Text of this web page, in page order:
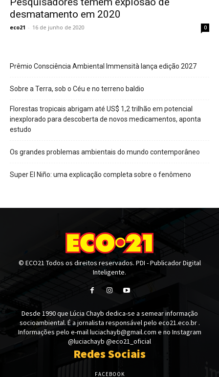
desmatamento em 2020
eco21 - 16 de junho de 2020 0
Prêmio Consciência Ambiental Immensità lança edição 2027
Sobre a Terra, sob o Céu e no terreno baldio
Florestas tropicais abrigam até US$ 1,2 trilhão em potencial
inexplorado para descoberta de novos medicamentos, aponta
estudo
Os grandes problemas ambientais do mundo contemporâneo
Super El Niño: uma explicação completa sobre o fenômeno
© ECO21 Todos os direitos reservados. PDI - Publicador Digital
Inteligente.
Desde 1990 que Lúcia Chayb dedica-se a semear informação
socioambiental. É a jornalista responsável pelo eco21.eco.br .
Informações pelo e-mail luciachayb@gmail.com e no Instagram
@luciachayb @eco21_oficial
Redes Sociais
FACEBOOK